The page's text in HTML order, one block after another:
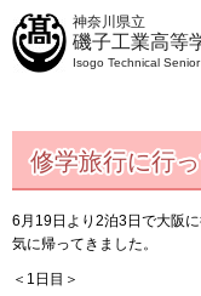
神奈川県立
磯子工業高等
Isogo Technical
修学旅行に行っ
6月19日より2泊3日で大阪
気に帰ってきました。
＜1日目＞